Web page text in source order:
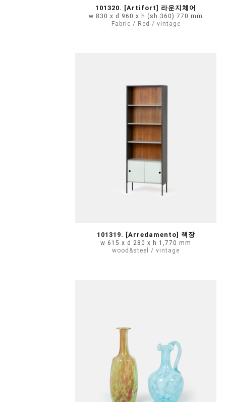
101320. [Artifort] 라운지체어
w 830 x d 960 x h (sh 360) 770 mm
Fabric / Red / vintage
101319. [Arredamento] 책장
w 615 x d 280 x h 1,770 mm
wood&steel / vintage